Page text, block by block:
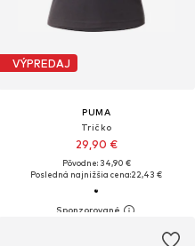
VÝPREDAJ
PUMA
Tričko
29,90 €
Pôvodne: 34,90 €
Posledná najnižšia cena:22,43 €